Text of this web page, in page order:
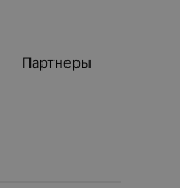
Партнеры